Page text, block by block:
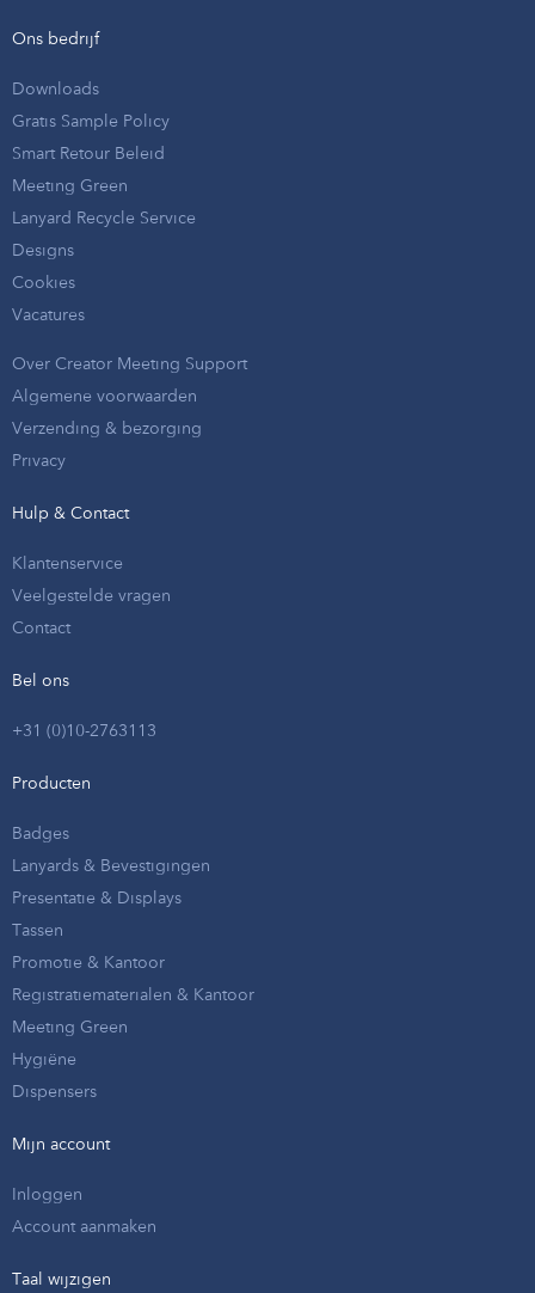
Ons bedrijf
Downloads
Gratis Sample Policy
Smart Retour Beleid
Meeting Green
Lanyard Recycle Service
Designs
Cookies
Vacatures
Over Creator Meeting Support
Algemene voorwaarden
Verzending & bezorging
Privacy
Hulp & Contact
Klantenservice
Veelgestelde vragen
Contact
Bel ons
+31 (0)10-2763113
Producten
Badges
Lanyards & Bevestigingen
Presentatie & Displays
Tassen
Promotie & Kantoor
Registratiematerialen & Kantoor
Meeting Green
Hygiëne
Dispensers
Mijn account
Inloggen
Account aanmaken
Taal wijzigen